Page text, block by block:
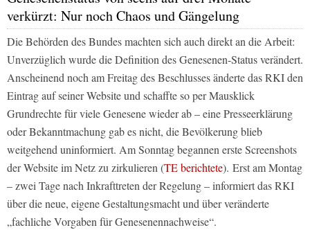
verkürzt: Nur noch Chaos und Gängelung
Die Behörden des Bundes machten sich auch direkt an die Arbeit:
Unverzüglich wurde die Definition des Genesenen-Status verändert.
Anscheinend noch am Freitag des Beschlusses änderte das RKI den
Eintrag auf seiner Website und schaffte so per Mausklick
Grundrechte für viele Genesene wieder ab – eine Presseerklärung
oder Bekanntmachung gab es nicht, die Bevölkerung blieb
weitgehend uninformiert. Am Sonntag begannen erste Screenshots
der Website im Netz zu zirkulieren (TE berichtete). Erst am Montag
– zwei Tage nach Inkrafttreten der Regelung – informiert das RKI
über die neue, eigene Gestaltungsmacht und über veränderte
„fachliche Vorgaben für Genesenennachweise“.